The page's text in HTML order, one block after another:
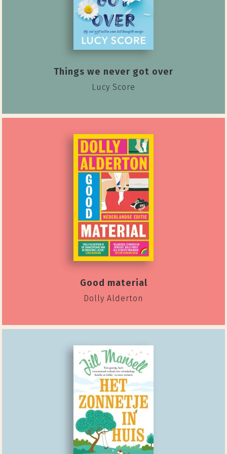
Things we never got over
Lucy Score
Good material
Dolly Alderton